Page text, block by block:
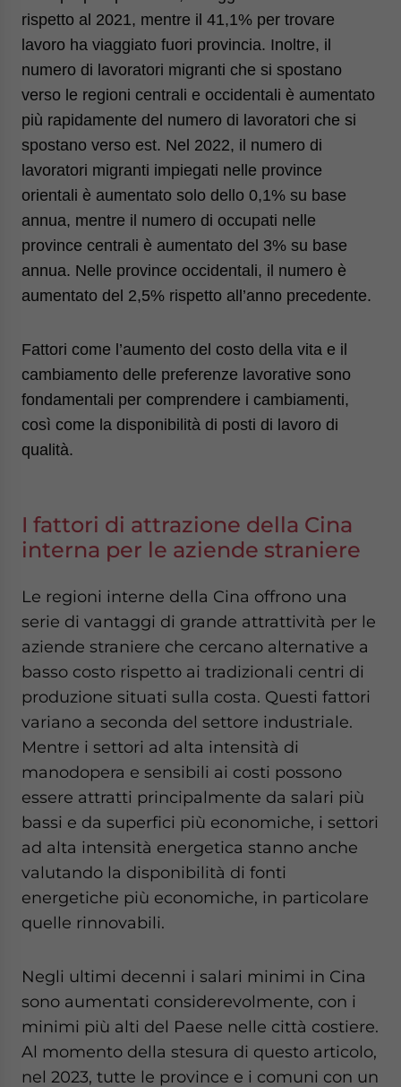
rispetto al 2021, mentre il 41,1% per trovare
lavoro ha viaggiato fuori provincia. Inoltre, il
numero di lavoratori migranti che si spostano
verso le regioni centrali e occidentali è aumentato
più rapidamente del numero di lavoratori che si
spostano verso est. Nel 2022, il numero di
lavoratori migranti impiegati nelle province
orientali è aumentato solo dello 0,1% su base
annua, mentre il numero di occupati nelle
province centrali è aumentato del 3% su base
annua. Nelle province occidentali, il numero è
aumentato del 2,5% rispetto all’anno precedente.
Fattori come l’aumento del costo della vita e il
cambiamento delle preferenze lavorative sono
fondamentali per comprendere i cambiamenti,
così come la disponibilità di posti di lavoro di
qualità.
I fattori di attrazione della Cina
interna per le aziende straniere
Le regioni interne della Cina offrono una
serie di vantaggi di grande attrattività per le
aziende straniere che cercano alternative a
basso costo rispetto ai tradizionali centri di
produzione situati sulla costa. Questi fattori
variano a seconda del settore industriale.
Mentre i settori ad alta intensità di
manodopera e sensibili ai costi possono
essere attratti principalmente da salari più
bassi e da superfici più economiche, i settori
ad alta intensità energetica stanno anche
valutando la disponibilità di fonti
energetiche più economiche, in particolare
quelle rinnovabili.
Negli ultimi decenni i salari minimi in Cina
sono aumentati considerevolmente, con i
minimi più alti del Paese nelle città costiere.
Al momento della stesura di questo articolo,
nel 2023, tutte le province e i comuni con un